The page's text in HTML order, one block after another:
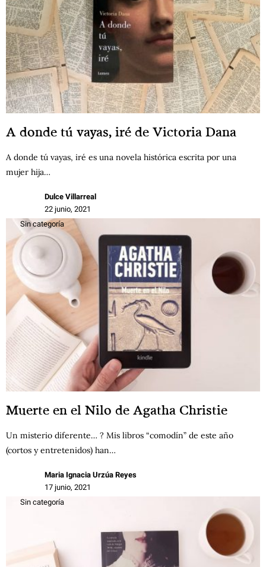
A donde tú vayas, iré de Victoria Dana
A donde tú vayas, iré es una novela histórica escrita por una
mujer hija…
Dulce Villarreal
22 junio, 2021
Sin categoría
Muerte en el Nilo de Agatha Christie
Un misterio diferente… ? Mis libros “comodín” de este año
(cortos y entretenidos) han…
Maria Ignacia Urzúa Reyes
17 junio, 2021
Sin categoría